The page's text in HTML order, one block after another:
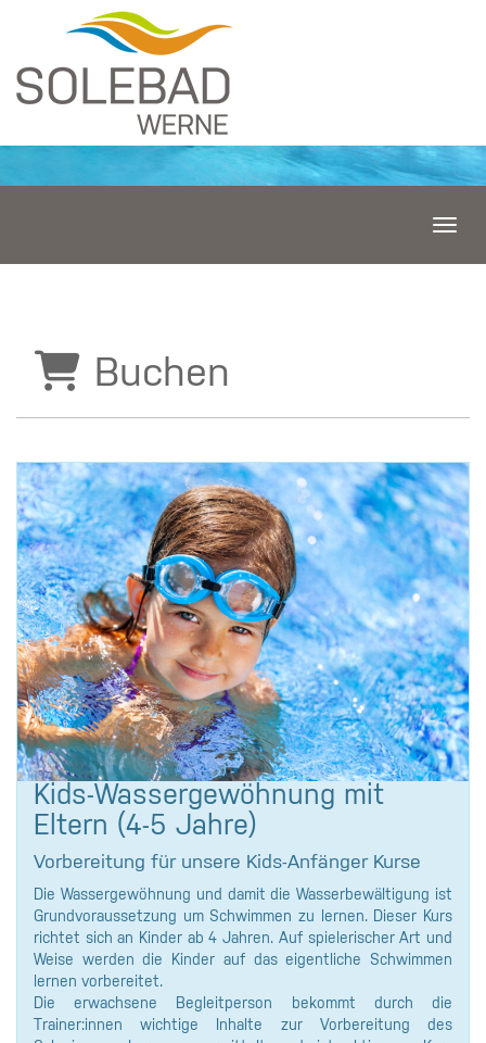
Menü
Buchen
Kids-Wassergewöhnung mit
Eltern (4-5 Jahre)
Vorbereitung für unsere Kids-Anfänger Kurse
Die Wassergewöhnung und damit die Wasserbewältigung ist
Grundvoraussetzung um Schwimmen zu lernen. Dieser Kurs
richtet sich an Kinder ab 4 Jahren. Auf spielerischer Art und
Weise werden die Kinder auf das eigentliche Schwimmen
lernen vorbereitet.
Die erwachsene Begleitperson bekommt durch die
Trainer:innen wichtige Inhalte zur Vorbereitung des